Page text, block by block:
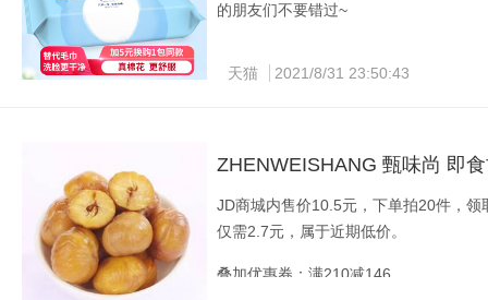
的朋友们不要错过~
天猫 2021/8/31 23:50:43
ZHENWEISHANG 甄味尚 即
JD商城内售价10.5元，下单拍20件，
仅需2.7元，属于近期低价。
叠加优惠券：满210减146